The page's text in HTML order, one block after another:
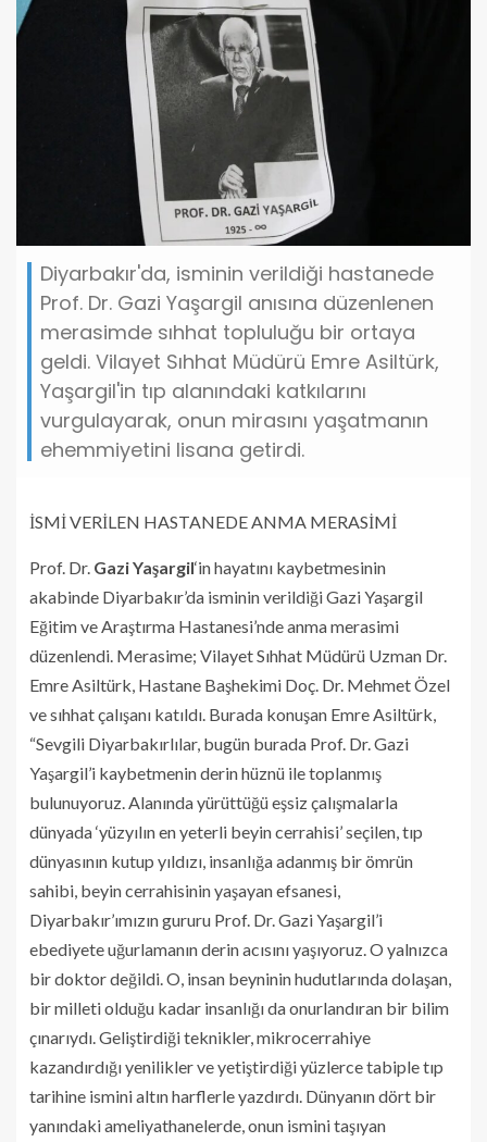
Diyarbakır'da, isminin verildiği hastanede
Prof. Dr. Gazi Yaşargil anısına düzenlenen
merasimde sıhhat topluluğu bir ortaya
geldi. Vilayet Sıhhat Müdürü Emre Asiltürk,
Yaşargil'in tıp alanındaki katkılarını
vurgulayarak, onun mirasını yaşatmanın
ehemmiyetini lisana getirdi.
İSMİ VERİLEN HASTANEDE ANMA MERASİMİ
Prof. Dr. Gazi Yaşargil‘in hayatını kaybetmesinin
akabinde Diyarbakır’da isminin verildiği Gazi Yaşargil
Eğitim ve Araştırma Hastanesi’nde anma merasimi
düzenlendi. Merasime; Vilayet Sıhhat Müdürü Uzman Dr.
Emre Asiltürk, Hastane Başhekimi Doç. Dr. Mehmet Özel
ve sıhhat çalışanı katıldı. Burada konuşan Emre Asiltürk,
“Sevgili Diyarbakırlılar, bugün burada Prof. Dr. Gazi
Yaşargil’i kaybetmenin derin hüznü ile toplanmış
bulunuyoruz. Alanında yürüttüğü eşsiz çalışmalarla
dünyada ‘yüzyılın en yeterli beyin cerrahisi’ seçilen, tıp
dünyasının kutup yıldızı, insanlığa adanmış bir ömrün
sahibi, beyin cerrahisinin yaşayan efsanesi,
Diyarbakır’ımızın gururu Prof. Dr. Gazi Yaşargil’i
ebediyete uğurlamanın derin acısını yaşıyoruz. O yalnızca
bir doktor değildi. O, insan beyninin hudutlarında dolaşan,
bir milleti olduğu kadar insanlığı da onurlandıran bir bilim
çınarıydı. Geliştirdiği teknikler, mikrocerrahiye
kazandırdığı yenilikler ve yetiştirdiği yüzlerce tabiple tıp
tarihine ismini altın harflerle yazdırdı. Dünyanın dört bir
yanındaki ameliyathanelerde, onun ismini taşıyan